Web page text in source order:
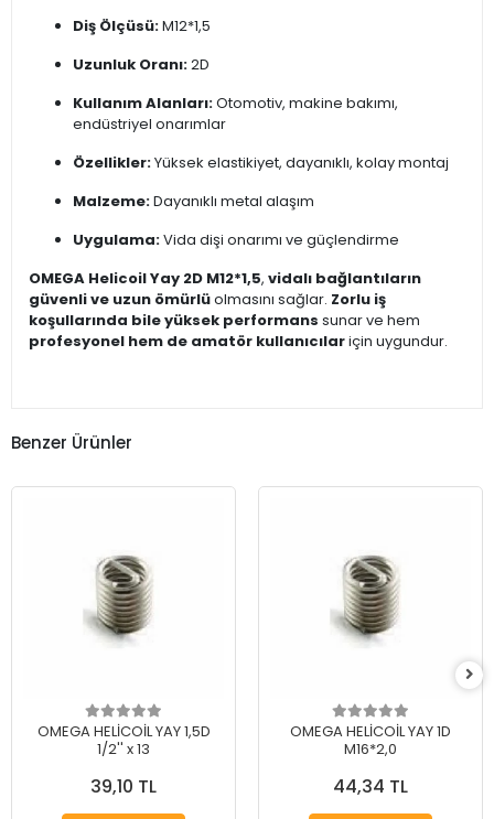
Diş Ölçüsü:M12*1,5
Uzunluk Oranı:2D
Kullanım Alanları:Otomotiv, makine bakımı,
endüstriyel onarımlar
Özellikler:Yüksek elastikiyet, dayanıklı, kolay montaj
Malzeme:Dayanıklı metal alaşım
Uygulama:Vida dişi onarımı ve güçlendirme
OMEGA Helicoil Yay 2D M12*1,5, vidalı bağlantıların
güvenli ve uzun ömürlüolmasını sağlar. Zorlu iş
koşullarında bile yüksek performans sunar ve hem
profesyonel hem de amatör kullanıcılariçin uygundur.
Benzer Ürünler
OMEGA HELİCOİL YAY 1,5D
1/2'' x 13
39,10 TL
OMEGA HELİCOİL YAY 1D
M16*2,0
44,34 TL